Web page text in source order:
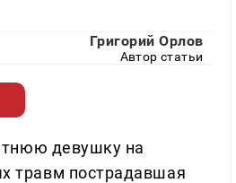
Григорий Орлов
Автор статьи
девушку на
травм пострадавшая